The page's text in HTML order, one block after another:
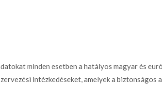
minden esetben a hatályos magyar és
intézkedéseket, amelyek a biztonságos